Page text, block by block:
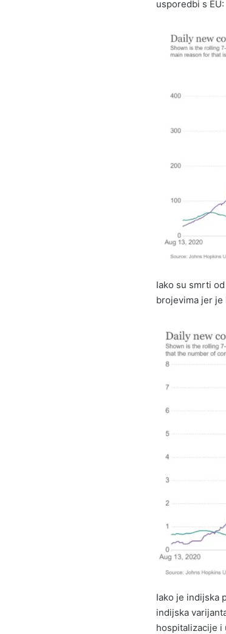
usporedbi s EU:
Iako su smrti
brojevima jer je
Iako je indijska
indijska
hospitalizacije i